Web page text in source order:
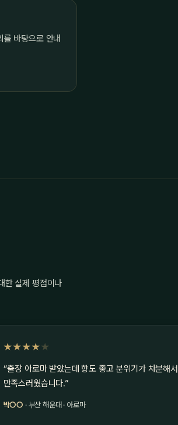
를 바탕으로 안내
한 실제 평점이나
★★★★ ★
“출장 아로마 받았는데 향도 좋고 분위기가 차분해서
만족스러웠습니다.”
박○○ · 부산 해운대 · 아로마